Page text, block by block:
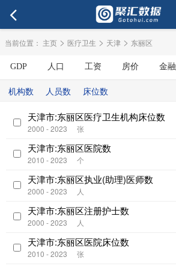
当前位置： 主页 > 医疗卫生 > 天津 > 东丽区
GDP 人口 工资 房价 金融
机构数 人员数 床位数
天津市:东丽区医疗卫生机构床位数
2000 - 2023 张
天津市:东丽区医院数
2010 - 2023 个
天津市:东丽区执业(助理)医师数
2000 - 2023 人
天津市:东丽区注册护士数
2000 - 2023 人
天津市:东丽区医院床位数
2010 - 2023 张